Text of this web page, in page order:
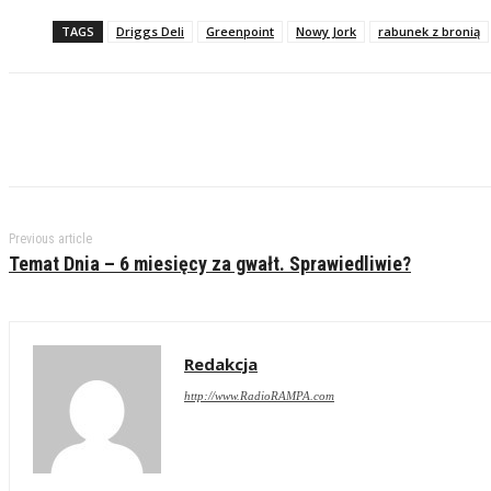
TAGS Driggs Deli Greenpoint Nowy Jork rabunek z bronią
Previous article
Temat Dnia – 6 miesięcy za gwałt. Sprawiedliwie?
Redakcja
http://www.RadioRAMPA.com